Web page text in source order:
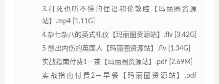
3.打死也听不懂的俚语和伦敦腔【玛丽圈资源
站】.mp4 [1.11G]
4.杂七杂八的英式礼仪【玛丽圈资源站】.flv [3.42G]
5 憋出内伤的英国人【玛丽圈资源站】.flv [1.34G]
实战指南付费1－茶【玛丽圈资源站】.pdf [2.69M]
实战指南付费2－早餐【玛丽圈资源站】.pdf